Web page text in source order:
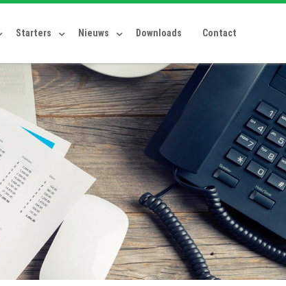
Starters Nieuws Downloads Contact